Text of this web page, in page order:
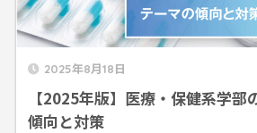
2025年8月18日
【2025年版】医療・保健系学部
傾向と対策